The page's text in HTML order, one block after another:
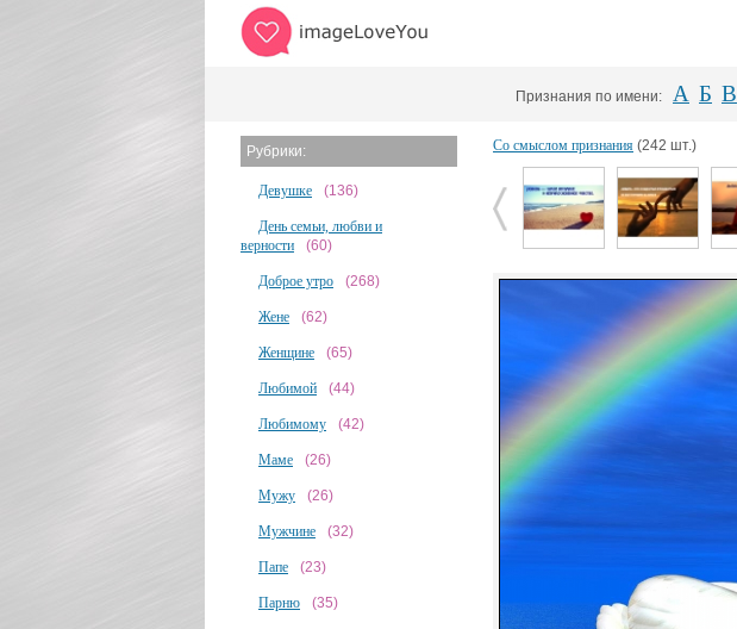
Признания по имени: А Б В
Рубрики:
Девушке (136)
День семьи, любви и
верности
(60)
Доброе утро (268)
Жене (62)
Женщине (65)
Любимой (44)
Любимому (42)
Маме (26)
Мужу (26)
Мужчине (32)
Папе (23)
Парню (35)
Со смыслом признания (242 шт.)